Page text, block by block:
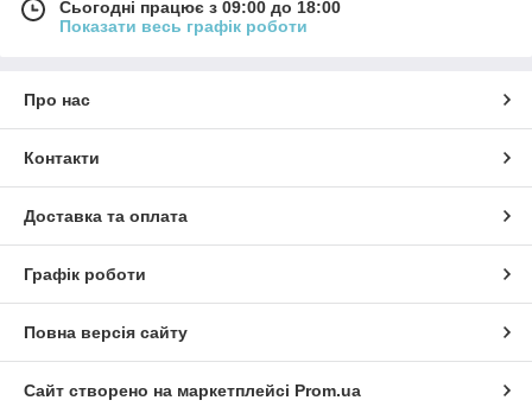
Сьогодні працює з 09:00 до 18:00
Показати весь графік роботи
Про нас
Контакти
Доставка та оплата
Графік роботи
Повна версія сайту
Сайт створено на маркетплейсі Prom.ua